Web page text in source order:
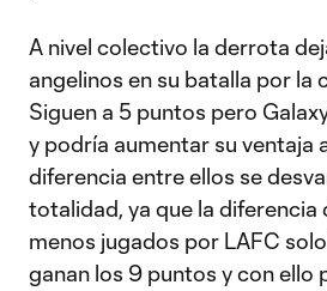
A nivel colectivo la derrota
angelinos en su batalla por la
Siguen a 5 puntos pero
y podría aumentar su ventaja
diferencia entre ellos se
totalidad, ya que la
menos jugados por LAFC
ganan los 9 puntos y con ello